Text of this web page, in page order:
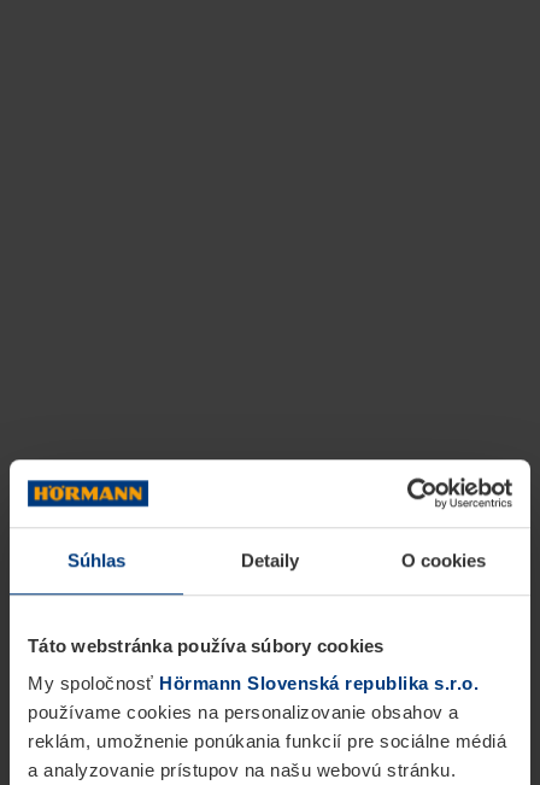
Súhlas Detaily O cookies
Táto webstránka používa súbory cookies
My spoločnosť Hörmann Slovenská republika s.r.o.
používame cookies na personalizovanie obsahov a
reklám, umožnenie ponúkania funkcií pre sociálne médiá
a analyzovanie prístupov na našu webovú stránku.